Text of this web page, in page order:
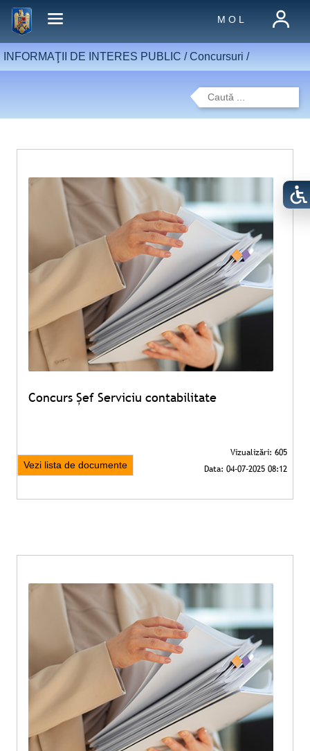
M O L
INFORMAŢII DE INTERES PUBLIC /Concursuri /
Concurs Şef Serviciu contabilitate
Vezi lista de documente